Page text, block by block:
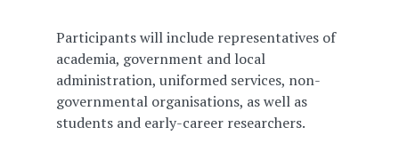
Participants will include representatives of
academia, government and local
administration, uniformed services, non-
governmental organisations, as well as
students and early-career researchers.